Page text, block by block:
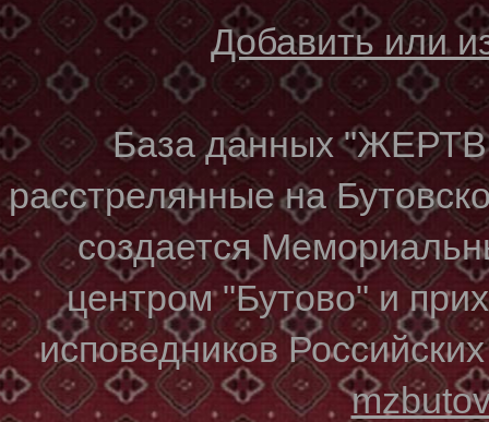
Добавить или
База данных
расстрелянные на
создается
центром "Бутово" и
исповедников